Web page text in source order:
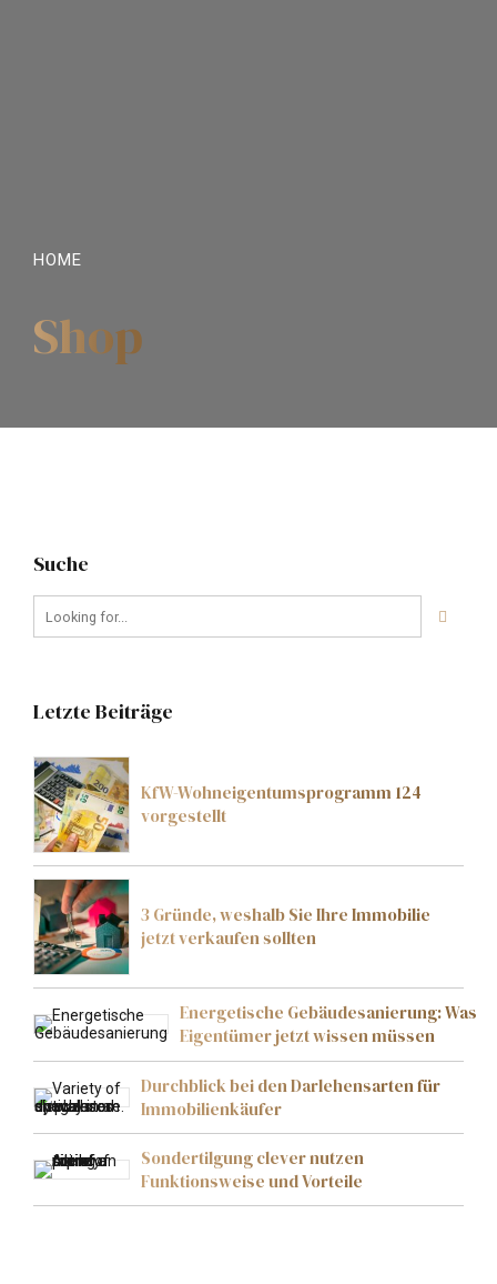
HOME
Shop
Suche
Letzte Beiträge
KfW-Wohneigentumsprogramm 124
vorgestellt
3 Gründe, weshalb Sie Ihre Immobilie
jetzt verkaufen sollten
Energetische Gebäudesanierung: Was
Eigentümer jetzt wissen müssen
Durchblick bei den Darlehensarten für
Immobilienkäufer
Sondertilgung clever nutzen
Funktionsweise und Vorteile